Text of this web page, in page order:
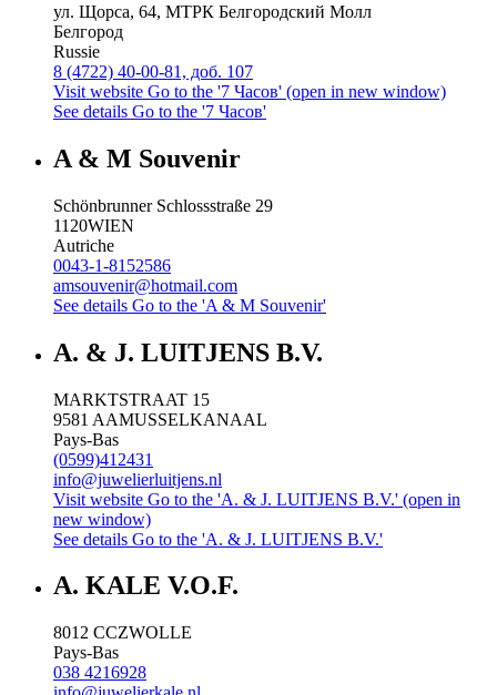
ул. Щорса, 64, МТРК Белгородский Молл
Белгород
Russie
8 (4722) 40-00-81, доб. 107
Visit website Go to the '7 Часов' (open in new window)
See details Go to the '7 Часов'
A & M Souvenir
Schönbrunner Schlossstraße 29
1120WIEN
Autriche
0043-1-8152586
amsouvenir@hotmail.com
See details Go to the 'A & M Souvenir'
A. & J. LUITJENS B.V.
MARKTSTRAAT 15
9581 AAMUSSELKANAAL
Pays-Bas
(0599)412431
info@juwelierluitjens.nl
Visit website Go to the 'A. & J. LUITJENS B.V.' (open in
new window)
See details Go to the 'A. & J. LUITJENS B.V.'
A. KALE V.O.F.
8012 CCZWOLLE
Pays-Bas
038 4216928